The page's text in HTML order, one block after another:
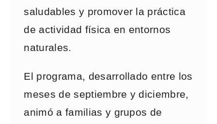
saludables y promover la práctica
de actividad física en entornos
naturales.
El programa, desarrollado entre los
meses de septiembre y diciembre,
animó a familias y grupos de